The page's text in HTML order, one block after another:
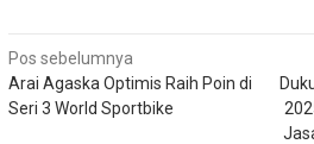
Navigasi
pos
Pos sebelumnya
Arai Agaska Optimis Raih Poin di
Seri 3 World Sportbike